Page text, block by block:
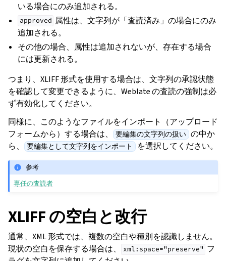
いる場合にのみ追加される。
approved 属性は、文字列が「査読済み」の場合にのみ
追加される。
その他の場合、属性は追加されないが、存在する場合
には更新される。
つまり、XLIFF 形式を使用する場合は、文字列の承認状態
を確認して変更できるように、Weblate の査読の強制は必
ず有効化してください。
同様に、このようなファイルをインポート（アップロード
フォームから）する場合は、
要編集の文字列の扱い の中か
ら、
要編集として文字列をインポート を選択してください。
参考
専任の査読者
XLIFF の空白と改行
通常、XML 形式では、複数の空白や種別を認識しません。
現状の空白を保存する場合は、
xml:space="preserve" フ